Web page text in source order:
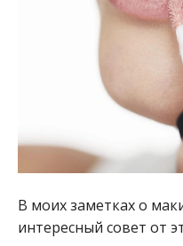
В моих заметках о
интересный совет от